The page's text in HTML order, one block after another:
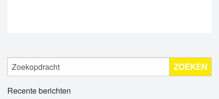
ZOEKEN
Recente berichten